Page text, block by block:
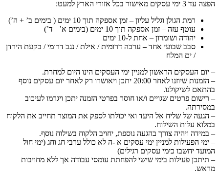
הפצה עד 3 ימי עסקים מאישור בכל אזורי הארץ למעט:
רמת הגולן וגליל עליון – זמן אספקה תוך 10 ימים ( בימים ב’ + ה’)
עוטף עזה – זמן אספקה תוך 10 ימים (בימים א’ +ד’)
יהודה ושומרון – אחת ל-10 ימים
סבב שבועי אחד – ערבה דרומית / אילת / נגב דרומי / בקעת הירדן
/ ים המלח
– יום העסקים הראשון למניין ימי העסקים הינו היום למחרת.
– הזמנות שיוזנו לאחר 20:00 יתכן ויאושרו רק לאחר יום עסקים נוסף
בהתאם לשיקולנו.
– רישום פרטים שגויים ו/או חוסר בפרטי הזמנה יתכן ויגרמו לעיכוב
במסירתה.
– הגעה של שליח אל היעד ואי יכולתו לספק את המוצר תחייב את הלקוח
במלוא עלות השילוח.
– במידה ויהיה צורך בהגעה נוספת, יחויב הלקוח בשילוח נוסף.
– ימי הפעילות למניין ימי עסקים א -ה לא כולל ערבי חג וחג (ימי חול
המועד יחשבו כימי עסקים רגילים)
– תיתכן פעילות בימי שישי להפחתת עומסי עבודה אך ללא מחויבות
מראש.